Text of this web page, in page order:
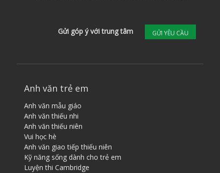
Gửi góp ý với trung tâm GỬI YÊU CẦU
Anh văn trẻ em
Anh văn mẫu giáo
Anh văn thiếu nhi
Anh văn thiếu niên
Vui học hè
Anh văn giao tiếp thiếu niên
Kỹ năng sống dành cho trẻ em
Luyện thi Cambridge